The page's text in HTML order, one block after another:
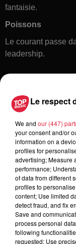
fantaisie.
Poissons
Le courant passe
leadership.
Toute l'actu
6
Le respect
We and our (447)
your consent and/or
information on a
profiles for
advertising; Measure
performance;
of data from different
profiles to
content; Use limited
detect fraud, and fix
Save and
process personal
following
requested; Use